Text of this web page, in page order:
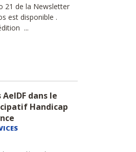
21 de la Newsletter
est disponible .
...
dans le
Handicap